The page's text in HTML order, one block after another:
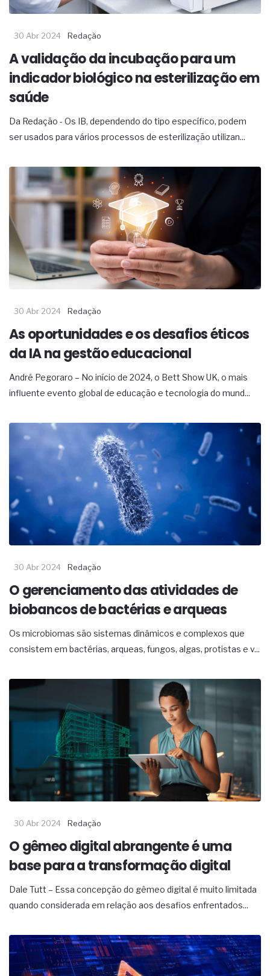
30 Abr 2024 Redação
A validação da incubação para um
indicador biológico na esterilização em
saúde
Da Redação - Os IB, dependendo do tipo específico, podem
ser usados para vários processos de esterilização utilizan...
30 Abr 2024 Redação
As oportunidades e os desafios éticos
da IA na gestão educacional
André Pegoraro – No início de 2024, o Bett Show UK, o mais
influente evento global de educação e tecnologia do mund...
30 Abr 2024 Redação
O gerenciamento das atividades de
biobancos de bactérias e arqueas
Os microbiomas são sistemas dinâmicos e complexos que
consistem em bactérias, arqueas, fungos, algas, protistas e v...
30 Abr 2024 Redação
O gêmeo digital abrangente é uma
base para a transformação digital
Dale Tutt – Essa concepção do gêmeo digital é muito limitada
quando considerada em relação aos desafios enfrentados...